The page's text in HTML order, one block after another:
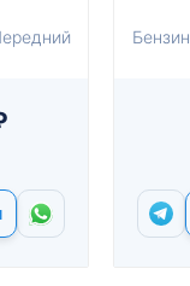
Бензин